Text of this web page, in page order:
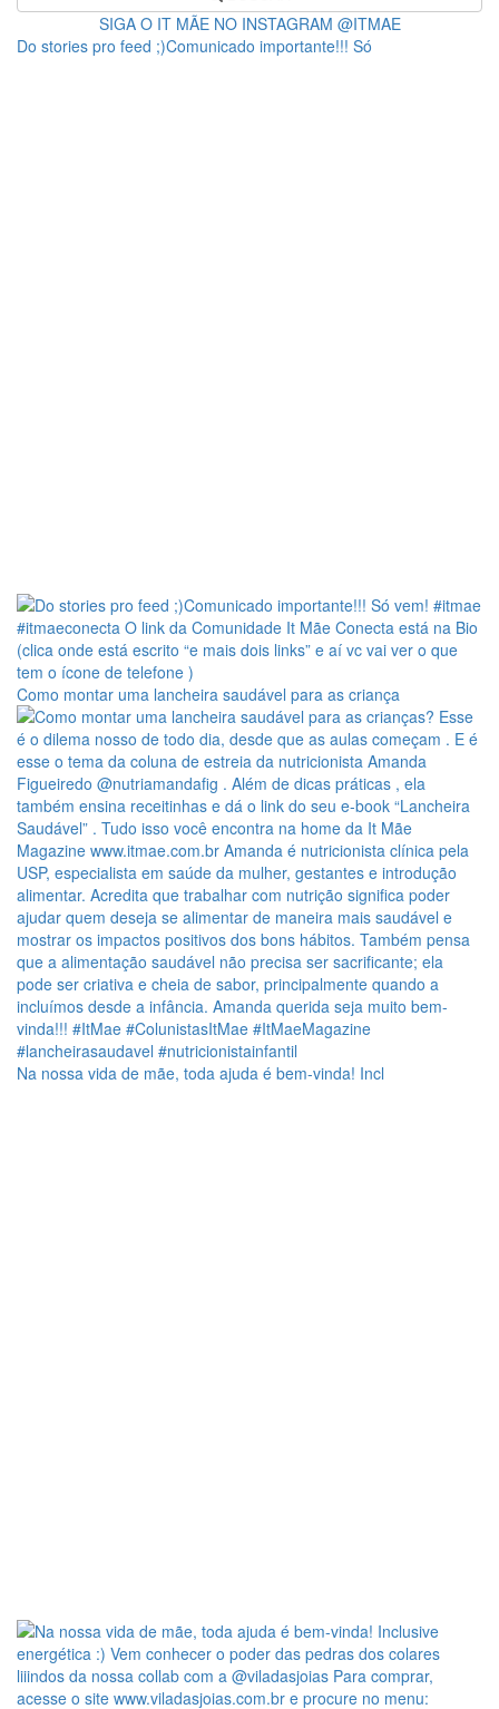
SIGA O IT MÃE NO INSTAGRAM @ITMAE
Do stories pro feed ;)Comunicado importante!!! Só
Como montar uma lancheira saudável para as criança
Na nossa vida de mãe, toda ajuda é bem-vinda! Incl